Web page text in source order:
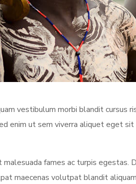
vestibulum morbi blandit cursus
enim ut sem viverra aliquet eget
fames ac turpis egestas.
maecenas volutpat blandit